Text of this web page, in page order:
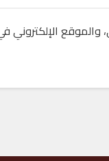
والموقع